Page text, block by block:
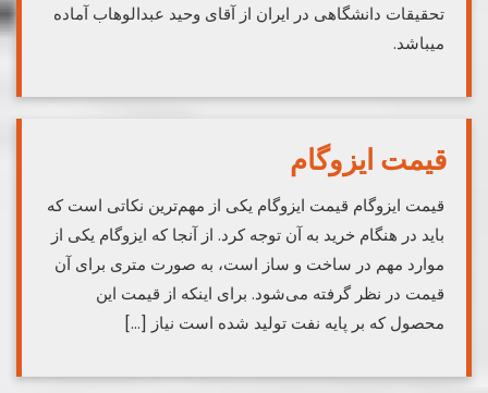
تحقیقات دانشگاهی در ایران از آقای وحید عبدالوهاب آماده
میباشد.
قیمت ایزوگام
قیمت ایزوگام قیمت ایزوگام یکی از مهم‌ترین نکاتی است که
باید در هنگام خرید به آن توجه کرد. از آنجا که ایزوگام یکی از
موارد مهم در ساخت و ساز است، به صورت متری برای آن
قیمت در نظر گرفته می‌شود. برای اینکه از قیمت این
محصول که بر پایه نفت تولید شده است نیاز […]